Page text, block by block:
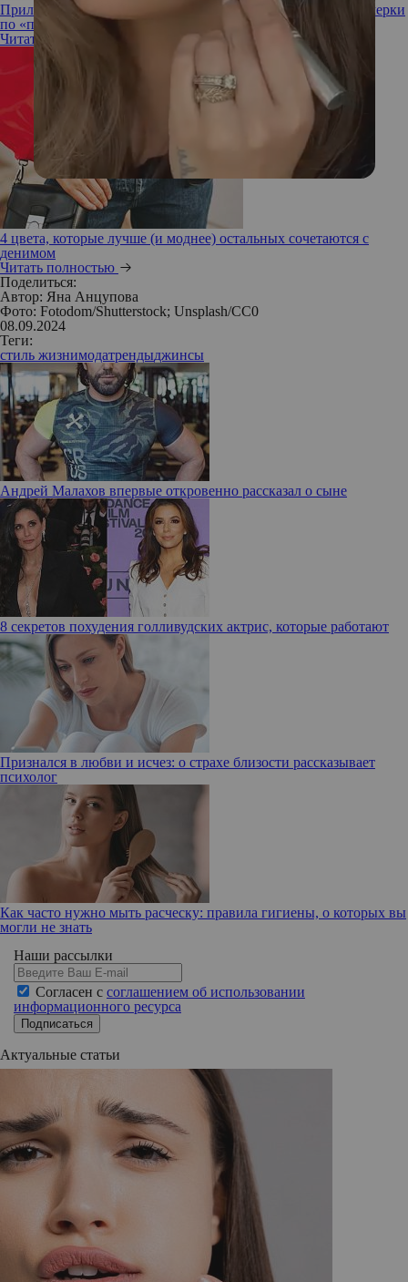
Приложить к шее: как выбрать идеальные джинсы без примерки
по «правилу 2:1»
Читать полностью
4 цвета, которые лучше (и моднее) остальных сочетаются с
денимом
Читать полностью
Поделиться:
Автор: Яна Анцупова
Фото: Fotodom/Shutterstock; Unsplash/СС0
08.09.2024
Теги:
стиль жизнимодатрендыджинсы
Андрей Малахов впервые откровенно рассказал о сыне
8 секретов похудения голливудских актрис, которые работают
Признался в любви и исчез: о страхе близости рассказывает
психолог
Как часто нужно мыть расческу: правила гигиены, о которых вы
могли не знать
Наши рассылки
Согласен с соглашением об использовании
информационного ресурса
Подписаться
Актуальные статьи